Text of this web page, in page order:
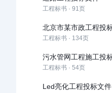
工程标书 · 91页
工程标书 · 134页
工程标书 · 54页
Led亮化工程投标文件